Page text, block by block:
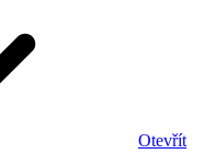
Otevřít